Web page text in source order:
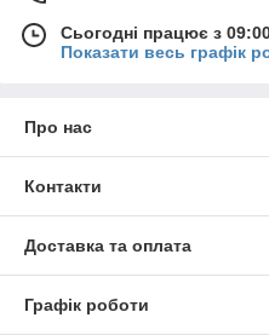
Сьогодні працює з
Показати весь графік
Про нас
Контакти
Доставка та оплата
Графік роботи